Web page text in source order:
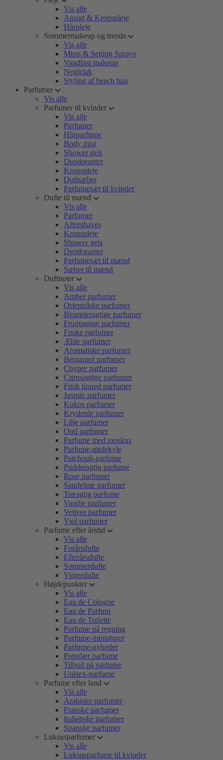
Vis alle
Ansigt & Kropspleje
Hårpleje
Sommermakeup og trends
Vis alle
Mists & Setting Sprays
Vandfast makeup
Neglelak
Styling af beach hair
Parfumer
Vis alle
Parfumer til kvinder
Vis alle
Parfumer
Hårparfume
Body mist
Shower gels
Deodoranter
Kropspleje
Duftsæber
Parfumesæt til kvinder
Dufte til mænd
Vis alle
Parfumer
Aftershaves
Kropspleje
Shower gels
Deodoranter
Parfumesæt til mænd
Sæber til mænd
Duftnoter
Vis alle
Amber parfumer
Orientalske parfumer
Blomsteragtige parfumer
Frugtagtige parfumer
Friske parfumer
Æble parfumer
Aromatiske parfumer
Bergamot parfumer
Chypre parfumer
Citrusagtige parfumer
Frisk linned parfumer
Jasmin parfumer
Kokos parfumer
Krydrede parfumer
Lilje parfumer
Oud parfumer
Parfume med moskus
Parfume-molekyle
Patchouli-parfume
Pudderagtig parfume
Rose parfumer
Sandeltræ parfumer
Træagtig parfume
Vanilje parfumer
Vetiver parfumer
Viol parfumer
Parfume efter årstid
Vis alle
Forårsdufte
Efterårsdufte
Sommerdufte
Vinterdufte
Højdepunkter
Vis alle
Eau de Cologne
Eau de Parfum
Eau de Toilette
Parfume på regning
Parfume-miniaturer
Parfume-nyheder
Populær parfume
Tilbud på parfume
Unisex-parfume
Parfume efter land
Vis alle
Arabiske parfumer
Franske parfumer
Italienske parfumer
Spanske parfumer
Luksusparfumer
Vis alle
Luksusparfume til kvinder